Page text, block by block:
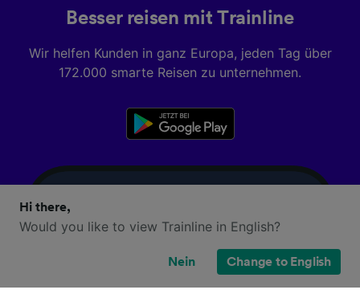
Besser reisen mit Trainline
Wir helfen Kunden in ganz Europa, jeden Tag über
172.000 smarte Reisen zu unternehmen.
Hi there,
Would you like to view Trainline in English?
Nein Change to English